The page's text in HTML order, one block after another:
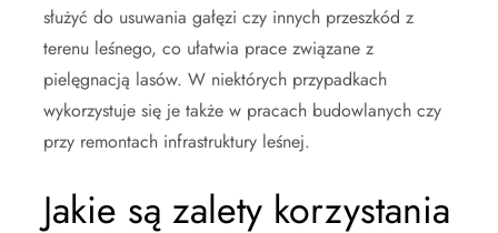
służyć do usuwania gałęzi czy innych przeszkód z
terenu leśnego, co ułatwia prace związane z
pielęgnacją lasów. W niektórych przypadkach
wykorzystuje się je także w pracach budowlanych czy
przy remontach infrastruktury leśnej.
Jakie są zalety korzystania